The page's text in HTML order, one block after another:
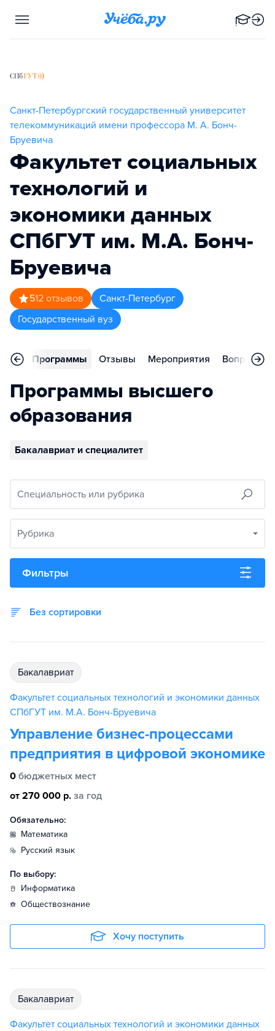
Санкт-Петербургский государственный университет
телекоммуникаций имени профессора М. А. Бонч-
Бруевича
Факультет социальных
технологий и
экономики данных
СПбГУТ им. М.А. Бонч-
Бруевича
512 отзывов
Санкт-Петербург
Государственный вуз
Программы Отзывы Мероприятия Вопросы
Программы высшего
образования
Бакалавриат и специалитет
Специальность или рубрика
Рубрика
Фильтры
Без сортировки
бакалавриат
Факультет социальных технологий и экономики данных
СПбГУТ им. М.А. Бонч-Бруевича
Управление бизнес-процессами
предприятия в цифровой экономике
0 бюджетных мест
от 270 000 р. за год
Обязательно:
математика
русский язык
По выбору:
информатика
обществознание
Хочу поступить
бакалавриат
Факультет социальных технологий и экономики данных